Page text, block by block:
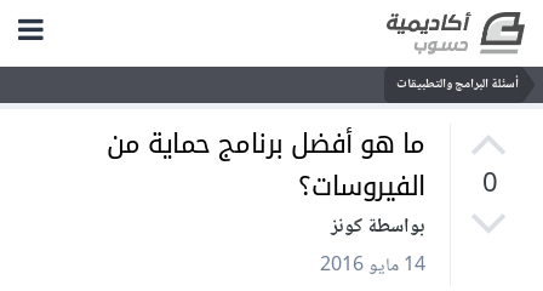
أسئلة البرامج والتطبيقات
0
ما هو أفضل برنامج حماية من
الفيروسات؟
بواسطة كونز
14 مايو 2016